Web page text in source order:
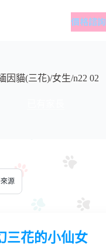
價格諮詢
因貓(三花)/女生/n22 02
源
三花的小仙女